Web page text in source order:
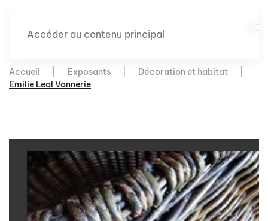
Accéder au contenu principal
Accueil Exposants
Décoration et habitat
Emilie Leal Vannerie